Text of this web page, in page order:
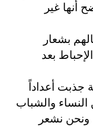
أنها غير
بشعار
بعد
جذبت أعداداً
والشباب
ونحن نشعر